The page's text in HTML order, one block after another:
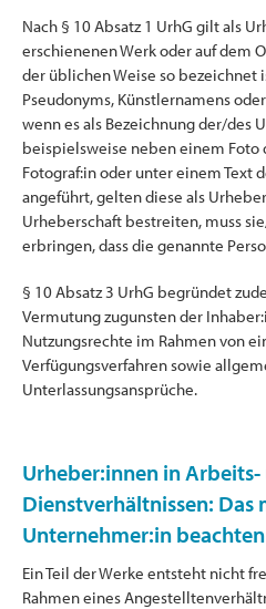
Nach § 10 Absatz 1 UrhG gilt als
erschienenen Werk oder auf dem
der üblichen Weise so bezeichnet
Pseudonyms, Künstlernamens
wenn es als Bezeichnung der/des
beispielsweise neben einem Foto
Fotograf:in oder unter einem Text
angeführt, gelten diese als
Urheberschaft bestreiten, muss
erbringen, dass die genannte
§ 10 Absatz 3 UrhG begründet
Vermutung zugunsten der
Nutzungsrechte im Rahmen von
Verfügungsverfahren sowie
Unterlassungsansprüche.
Urheber:innen in Arbeits-
Dienstverhältnissen: Das
Unternehmer:in beachten
Ein Teil der Werke entsteht nicht
Rahmen eines